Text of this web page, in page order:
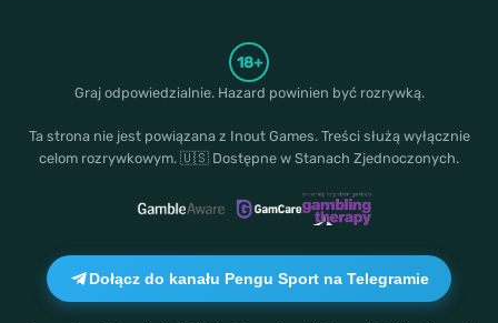
18+
Graj odpowiedzialnie. Hazard powinien być rozrywką.
Ta strona nie jest powiązana z Inout Games. Treści służą wyłącznie
celom rozrywkowym. 🇺🇸 Dostępne w Stanach Zjednoczonych.
Dołącz do kanału Pengu Sport na Telegramie